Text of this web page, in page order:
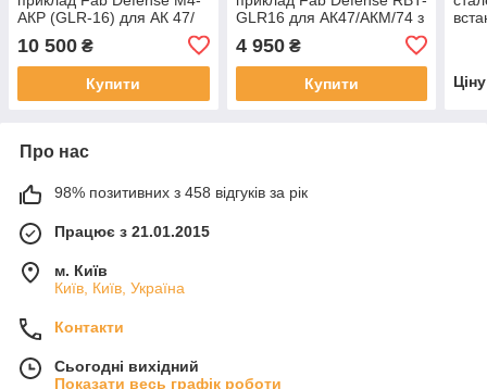
АКР (GLR-16) для АК 47/
АКМ/74 замість приклада
"весло"
10 500 ₴
Купити
GLR16 для АК47/АКМ/74 з
(веслом)
4 950₴
Купити
Про нас
98% позитивних з 458 відгуків за рік
Працює з 21.01.2015
м. Київ
Київ, Київ, Україна
Контакти
Сьогодні вихідний
Показати весь графік роботи